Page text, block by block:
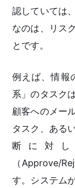
認していては
なのは、リス
とです。
例えば、情報
系」のタスク
顧客へのメー
タスク、ある
断に対
（Approve/
す。システム